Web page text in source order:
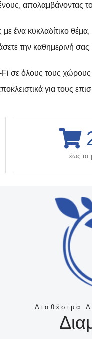
απολαμβάνοντας
ένα κυκλαδίτικο θέμα,
την καθημερινή σας
Fi σε όλους τους
για τους
έως τα
Διαθέσιμα